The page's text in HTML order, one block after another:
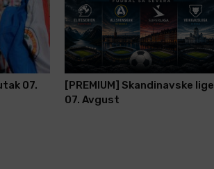
07.
[PREMIUM] Skandinavske lige
07. Avgust